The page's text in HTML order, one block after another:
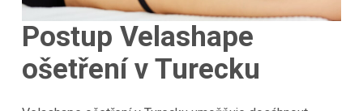
Postup Velashape
ošetření v Turecku